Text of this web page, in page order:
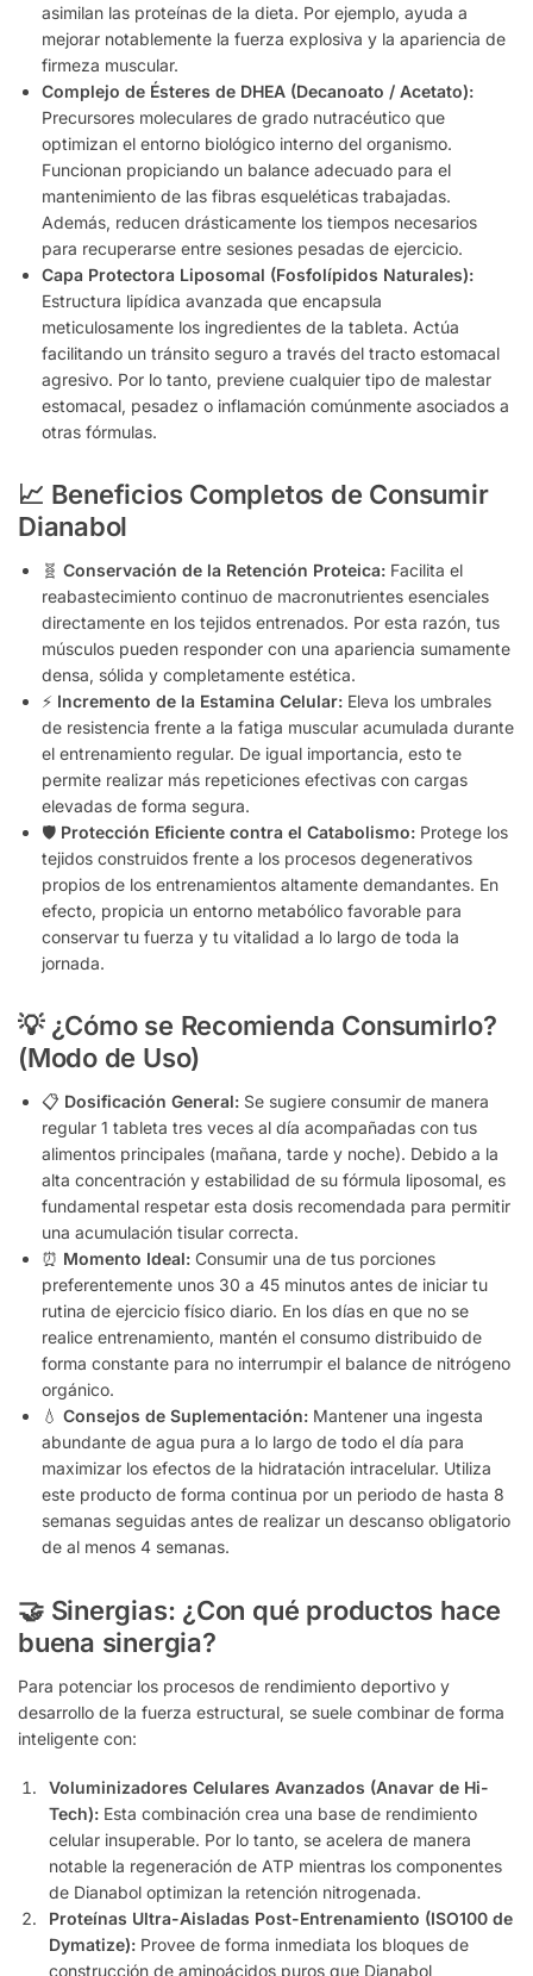
asimilan las proteínas de la dieta. Por ejemplo, ayuda a
mejorar notablemente la fuerza explosiva y la apariencia de
firmeza muscular.
Complejo de Ésteres de DHEA (Decanoato / Acetato):
Precursores moleculares de grado nutracéutico que
optimizan el entorno biológico interno del organismo.
Funcionan propiciando un balance adecuado para el
mantenimiento de las fibras esqueléticas trabajadas.
Además, reducen drásticamente los tiempos necesarios
para recuperarse entre sesiones pesadas de ejercicio.
Capa Protectora Liposomal (Fosfolípidos Naturales):
Estructura lipídica avanzada que encapsula
meticulosamente los ingredientes de la tableta. Actúa
facilitando un tránsito seguro a través del tracto estomacal
agresivo. Por lo tanto, previene cualquier tipo de malestar
estomacal, pesadez o inflamación comúnmente asociados a
otras fórmulas.
📈 Beneficios Completos de Consumir
Dianabol
🧬 Conservación de la Retención Proteica: Facilita el
reabastecimiento continuo de macronutrientes esenciales
directamente en los tejidos entrenados. Por esta razón, tus
músculos pueden responder con una apariencia sumamente
densa, sólida y completamente estética.
⚡ Incremento de la Estamina Celular: Eleva los umbrales
de resistencia frente a la fatiga muscular acumulada durante
el entrenamiento regular. De igual importancia, esto te
permite realizar más repeticiones efectivas con cargas
elevadas de forma segura.
🛡️ Protección Eficiente contra el Catabolismo: Protege los
tejidos construidos frente a los procesos degenerativos
propios de los entrenamientos altamente demandantes. En
efecto, propicia un entorno metabólico favorable para
conservar tu fuerza y tu vitalidad a lo largo de toda la
jornada.
💡 ¿Cómo se Recomienda Consumirlo?
(Modo de Uso)
📋 Dosificación General: Se sugiere consumir de manera
regular 1 tableta tres veces al día acompañadas con tus
alimentos principales (mañana, tarde y noche). Debido a la
alta concentración y estabilidad de su fórmula liposomal, es
fundamental respetar esta dosis recomendada para permitir
una acumulación tisular correcta.
⏰ Momento Ideal: Consumir una de tus porciones
preferentemente unos 30 a 45 minutos antes de iniciar tu
rutina de ejercicio físico diario. En los días en que no se
realice entrenamiento, mantén el consumo distribuido de
forma constante para no interrumpir el balance de nitrógeno
orgánico.
💧 Consejos de Suplementación: Mantener una ingesta
abundante de agua pura a lo largo de todo el día para
maximizar los efectos de la hidratación intracelular. Utiliza
este producto de forma continua por un periodo de hasta 8
semanas seguidas antes de realizar un descanso obligatorio
de al menos 4 semanas.
🤝 Sinergias: ¿Con qué productos hace
buena sinergia?
Para potenciar los procesos de rendimiento deportivo y
desarrollo de la fuerza estructural, se suele combinar de forma
inteligente con:
Voluminizadores Celulares Avanzados (Anavar de Hi-
Tech): Esta combinación crea una base de rendimiento
celular insuperable. Por lo tanto, se acelera de manera
notable la regeneración de ATP mientras los componentes
de Dianabol optimizan la retención nitrogenada.
Proteínas Ultra-Aisladas Post-Entrenamiento (ISO100 de
Dymatize): Provee de forma inmediata los bloques de
construcción de aminoácidos puros que Dianabol